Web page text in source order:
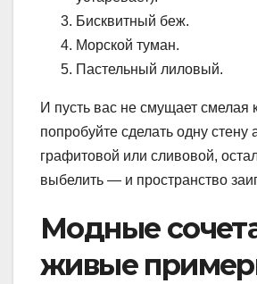
Бисквитный беж.
Морской туман.
Пастельный лиловый.
И пусть вас не смущает смелая
попробуйте сделать одну
графитовой или сливовой,
выбелить — и пространство
Модные
живые